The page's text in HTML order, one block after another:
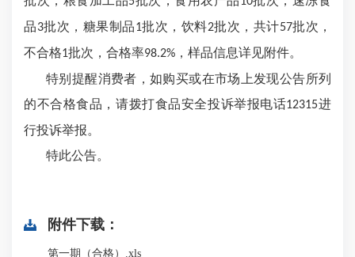
品3批次，糖果制品1批次，饮料2批次，共计57批次，
不合格1批次，合格率98.2% ，样品信息详见附件。
特别提醒消费者，如购买或在市场上发现公告所列
的不合格食品，请拨打食品安全投诉举报电话12315进
行投诉举报。
特此公告。
附件下载：
第一期（合格）.xls